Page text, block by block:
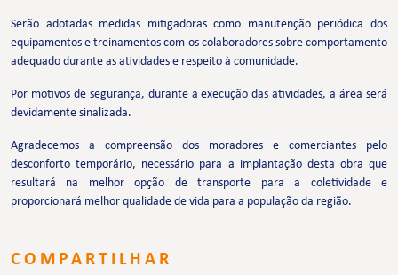
Serão adotadas medidas mitigadoras como manutenção periódica dos
equipamentos e treinamentos com os colaboradores sobre comportamento
adequado durante as atividades e respeito à comunidade.
Por motivos de segurança, durante a execução das atividades, a área será
devidamente sinalizada.
Agradecemos a compreensão dos moradores e comerciantes pelo
desconforto temporário, necessário para a implantação desta obra que
resultará na melhor opção de transporte para a coletividade e
proporcionará melhor qualidade de vida para a população da região.
COMPARTILHAR